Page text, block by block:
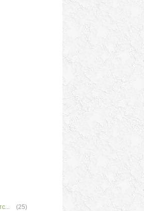
(25)